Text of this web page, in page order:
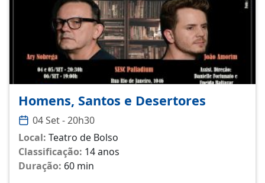
Homens, Santos e Desertores
04 Set - 20h30
Local: Teatro de Bolso
Classificação: 14 anos
Duração: 60 min